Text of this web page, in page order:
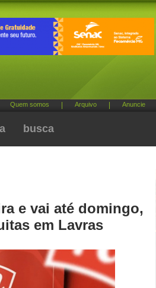
Quem somos Arquivo Anuncie
busca
e vai até domingo,
em Lavras